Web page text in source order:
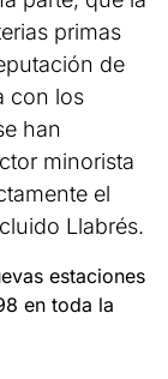
primas
de
con los
han
minorista
el
Llabrés.
estaciones
en toda la